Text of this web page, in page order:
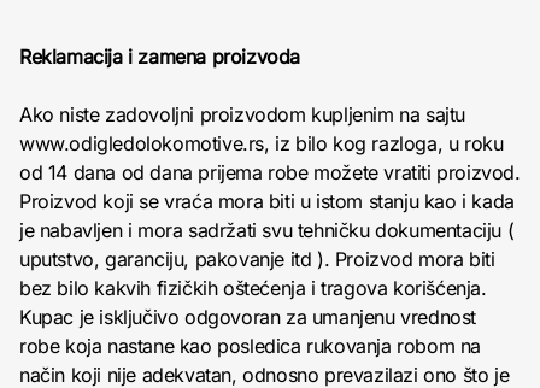
Reklamacija i zamena proizvoda
Ako niste zadovoljni proizvodom kupljenim na sajtu
www.odigledolokomotive.rs, iz bilo kog razloga, u roku
od 14 dana od dana prijema robe možete vratiti proizvod.
Proizvod koji se vraća mora biti u istom stanju kao i kada
je nabavljen i mora sadržati svu tehničku dokumentaciju (
uputstvo, garanciju, pakovanje itd ). Proizvod mora biti
bez bilo kakvih fizičkih oštećenja i tragova korišćenja.
Kupac je isključivo odgovoran za umanjenu vrednost
robe koja nastane kao posledica rukovanja robom na
način koji nije adekvatan, odnosno prevazilazi ono što je